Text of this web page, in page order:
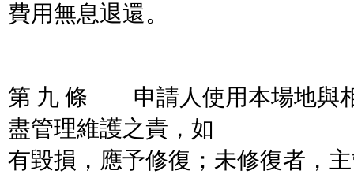
費用無息退還。
第 九 條 申請人使用本場地與
盡管理維護之責，如
有毀損，應予修復；未修復者，